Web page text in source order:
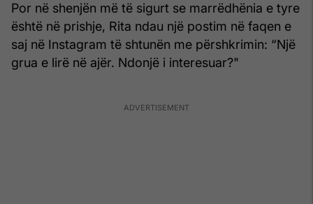
Por në shenjën më të sigurt se marrëdhënia e tyre
është në prishje, Rita ndau një postim në faqen e
saj në Instagram të shtunën me përshkrimin: “Një
grua e lirë në ajër. Ndonjë i interesuar?"